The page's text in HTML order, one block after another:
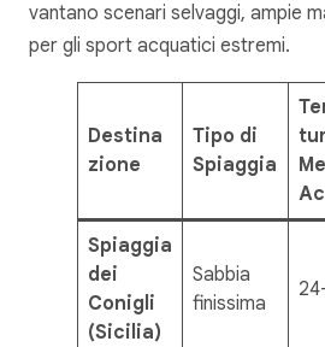
vantano scenari selvaggi, ampie
per gli sport acquatici estremi.
Destina
zione
Tipo di
Spiaggia
Spiaggia
dei
Conigli
(Sicilia)
Sabbia
finissima